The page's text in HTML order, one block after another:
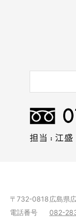
〒732-0818広島県
電話番号
082-